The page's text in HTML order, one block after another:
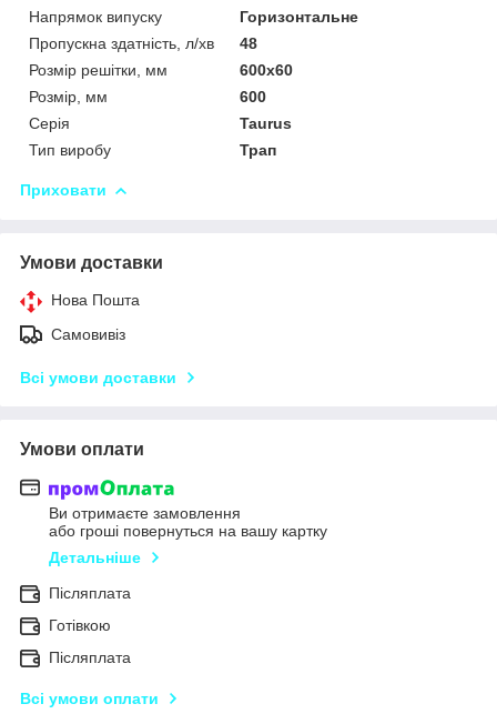
Напрямок випуску
Горизонтальне
Пропускна здатність, л/хв
48
Розмір решітки, мм
600х60
Розмір, мм
600
Серія
Taurus
Тип виробу
Трап
Приховати
Умови доставки
Нова Пошта
Самовивіз
Всі умови доставки
Умови оплати
Ви отримаєте замовлення
або гроші повернуться на вашу картку
Детальніше
Післяплата
Готівкою
Післяплата
Всі умови оплати